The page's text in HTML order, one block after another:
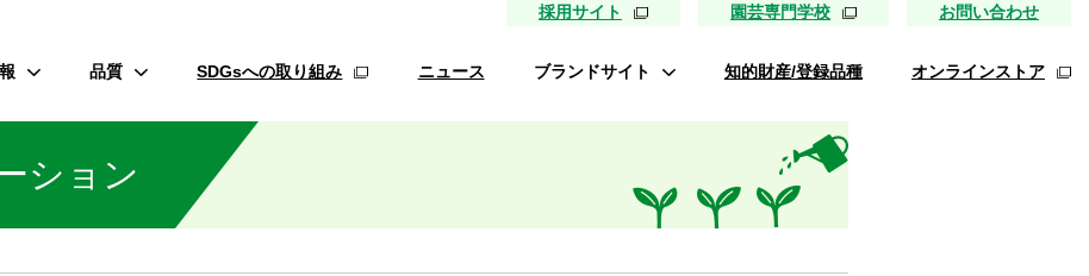
採用サイト 園芸専門学校 お問い合わせ
品質
研究農場/品種開発
公的研究費の管理体制について
SDGsへの取り組み ニュース ブランドサイト 知的財産/登録品種 オンラインストア
ション